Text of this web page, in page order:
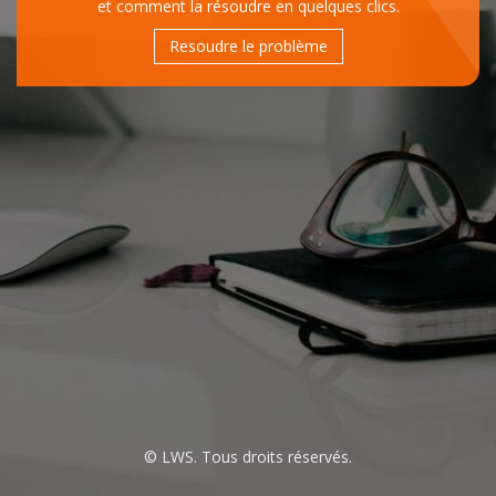
et comment la résoudre en quelques clics.
Resoudre le problème
© LWS. Tous droits réservés.